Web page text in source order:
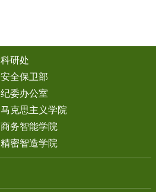
科研处
安全保卫部
纪委办公室
马克思主义学院
商务智能学院
精密智造学院